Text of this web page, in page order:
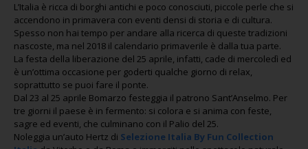
L’Italia è ricca di borghi antichi e poco conosciuti, piccole perle che si
accendono in primavera con eventi densi di storia e di cultura.
Spesso non hai tempo per andare alla ricerca di queste tradizioni
nascoste, ma nel 2018 il calendario primaverile è dalla tua parte.
La festa della liberazione del 25 aprile, infatti, cade di mercoledì ed
è un’ottima occasione per goderti qualche giorno di relax,
soprattutto se puoi fare il ponte.
Dal 23 al 25 aprile Bomarzo festeggia il patrono Sant’Anselmo. Per
tre giorni il paese è in fermento: si colora e si anima con feste,
sagre ed eventi, che culminano con il Palio del 25.
Noleggia un’auto Hertz di Selezione Italia By Fun Collection